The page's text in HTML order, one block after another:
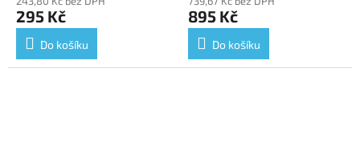
295 Kč
Do košíku
895 Kč
Do košíku